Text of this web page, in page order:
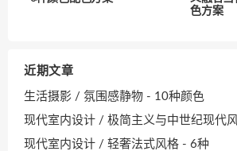
色方案
近期文章
生活摄影 / 氛围感静物 - 10种颜色
现代室内设计 / 极简主义与中世纪现代风
现代室内设计 / 轻奢法式风格 - 6种